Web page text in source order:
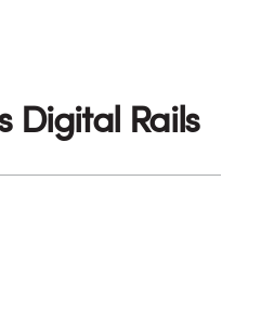
Digital Rails